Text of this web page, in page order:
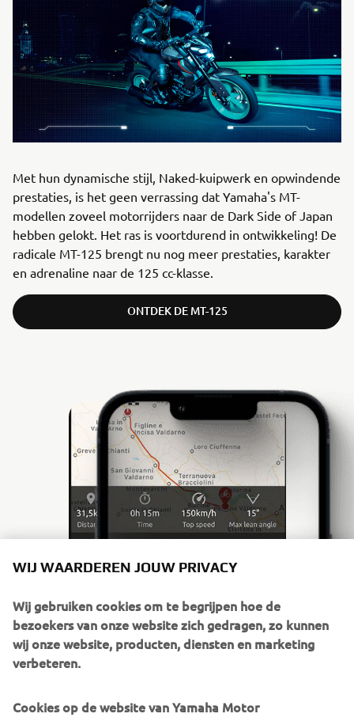
Met hun dynamische stijl, Naked-kuipwerk en opwindende
prestaties, is het geen verrassing dat Yamaha's MT-
modellen zoveel motorrijders naar de Dark Side of Japan
hebben gelokt. Het ras is voortdurend in ontwikkeling! De
radicale MT-125 brengt nu nog meer prestaties, karakter
en adrenaline naar de 125 cc-klasse.
ONTDEK DE MT-125
ONTDEK
MYRIDE APP
De app biedt manieren om jouw rijervaring te verrijken,
WIJ WAARDEREN JOUW PRIVACY
Wij gebruiken cookies om te begrijpen hoe de
bezoekers van onze website zich gedragen, zo kunnen
wij onze website, producten, diensten en marketing
verbeteren.
Cookies op de website van Yamaha Motor